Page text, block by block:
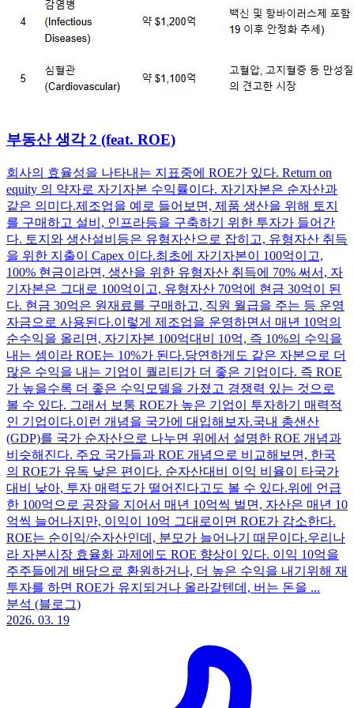
부동산 생각 2 (feat. ROE)
회사의 효율성을 나타내는 지표중에 ROE가 있다. Return on
equity 의 약자로 자기자본 수익률이다. 자기자본은 순자산과
같은 의미다. ​ 제조업을 예로 들어보면, 제품 생산을 위해 토지
를 구매하고 설비, 인프라등을 구축하기 위한 투자가 들어간
다. 토지와 생산설비등은 유형자산으로 잡히고, 유형자산 취득
을 위한 지출이 Capex 이다. ​ 최초에 자기자본이 100억이고,
100% 현금이라면, 생산을 위한 유형자산 취득에 70% 써서, 자
기자본은 그대로 100억이고, 유형자산 70억에 현금 30억이 된
다. 현금 30억은 원재료를 구매하고, 직원 월급을 주는 등 운영
자금으로 사용된다. ​ 이렇게 제조업을 운영하면서 매년 10억의
순수익을 올리면, 자기자본 100억대비 10억, 즉 10%의 수익을
내는 셈이라 ROE는 10%가 된다. ​ 당연하게도 같은 자본으로 더
많은 수익을 내는 기업이 퀄리티가 더 좋은 기업이다. 즉 ROE
가 높을수록 더 좋은 수익모델을 가졌고 경쟁력 있는 것으로
볼 수 있다. 그래서 보통 ROE가 높은 기업이 투자하기 매력적
인 기업이다. ​ 이런 개념을 국가에 대입해보자. ​ 국내 총샌산
(GDP)를 국가 순자산으로 나누면 위에서 설명한 ROE 개념과
비슷해진다. 주요 국가들과 ROE 개념으로 비교해보면, 한국
의 ROE가 유독 낮은 편이다. 순자산대비 이익 비율이 타국가
대비 낮아, 투자 매력도가 떨어진다고도 볼 수 있다. ​ 위에 언급
한 100억으로 공장을 지어서 매년 10억씩 벌면, 자산은 매년 10
억씩 늘어나지만, 이익이 10억 그대로이면 ROE가 감소한다.
ROE는 순이익/순자산인데, 분모가 늘어나기 때문이다. ​ 우리나
라 자본시장 효율화 과제에도 ROE 향상이 있다. 이익 10억을
주주들에게 배당으로 환원하거나, 더 높은 수익을 내기위해 재
투자를 하면 ROE가 유지되거나 올라갈텐데, 버는 돈을 ...
분석 (블로그)
2026. 03. 19